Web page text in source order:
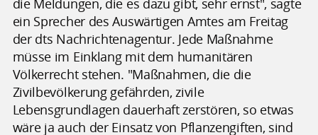
ein Sprecher des Auswärtigen Amtes am Freitag
der dts Nachrichtenagentur. Jede Maßnahme
müsse im Einklang mit dem humanitären
Völkerrecht stehen. "Maßnahmen, die die
Zivilbevölkerung gefährden, zivile
Lebensgrundlagen dauerhaft zerstören, so etwas
wäre ja auch der Einsatz von Pflanzengiften, sind